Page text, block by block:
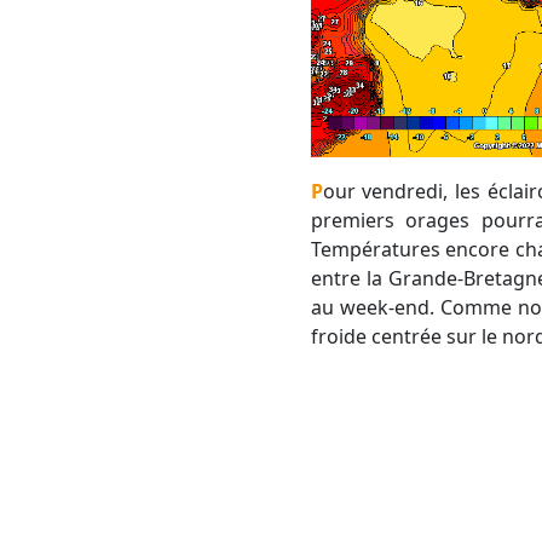
Pour vendredi, les éclaircies du matin laissent place à un temps plus lourd et plus instable l'après-midi. Les
premiers orages
Températures encore
entre la Grande-
au week-end. Comme
froide centrée sur le